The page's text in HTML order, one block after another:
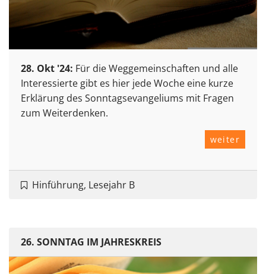
28. Okt '24: Für die Weggemeinschaften und alle
Interessierte gibt es hier jede Woche eine kurze
Erklärung des Sonntagsevangeliums mit Fragen
zum Weiterdenken.
weiter
Hinführung, Lesejahr B
26. SONNTAG IM JAHRESKREIS